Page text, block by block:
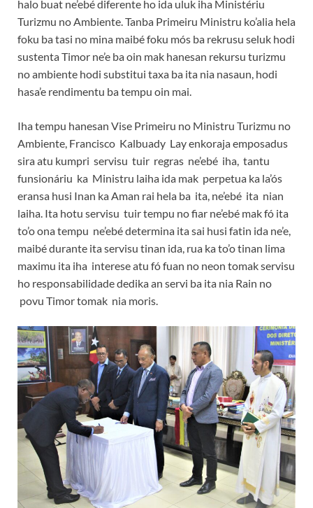
halo buat ne’ebé diferente ho ida uluk iha Ministériu
Turizmu no Ambiente. Tanba Primeiru Ministru ko’alia hela
foku ba tasi no mina maibé foku mós ba rekrusu seluk hodi
sustenta Timor ne’e ba oin mak hanesan rekursu turizmu
no ambiente hodi substitui taxa ba ita nia nasaun, hodi
hasa’e rendimentu ba tempu oin mai.
Iha tempu hanesan Vise Primeiru no Ministru Turizmu no
Ambiente, Francisco Kalbuady Lay enkoraja emposadus
sira atu kumpri servisu tuir regras ne’ebé iha, tantu
funsionáriu ka Ministru laiha ida mak perpetua ka la’ós
eransa husi Inan ka Aman rai hela ba ita, ne’ebé ita nian
laiha. Ita hotu servisu tuir tempu no fiar ne’ebé mak fó ita
to’o ona tempu ne’ebé determina ita sai husi fatin ida ne’e,
maibé durante ita servisu tinan ida, rua ka to’o tinan lima
maximu ita iha interese atu fó fuan no neon tomak servisu
ho responsabilidade dedika an servi ba ita nia Rain no
povu Timor tomak nia moris.